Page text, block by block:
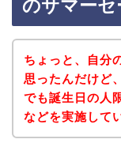
のサマーセ
ちょっと、自分
思ったんだけど
でも誕生日の人
などを実施して